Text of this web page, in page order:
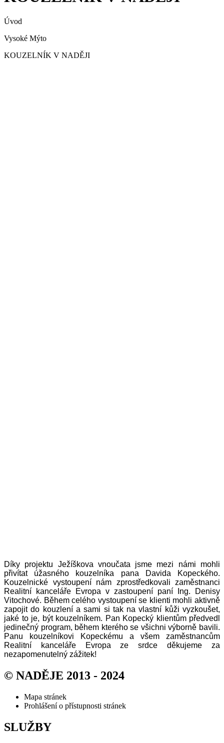
Úvod
Vysoké Mýto
KOUZELNÍK V NADĚJI
Díky projektu Ježíškova vnoučata jsme mezi námi mohli
přivítat úžasného kouzelníka pana Davida Kopeckého.
Kouzelnické vystoupení nám zprostředkovali zaměstnanci
Realitní kanceláře Evropa v zastoupení paní Ing. Denisy
Vitochové. Během celého vystoupení se klienti mohli aktivně
zapojit do kouzlení a sami si tak na vlastní kůži vyzkoušet,
jaké to je, být kouzelníkem. Pan Kopecký klientům předvedl
jedinečný program, během kterého se všichni výborně bavili.
Panu kouzelníkovi Kopeckému a všem zaměstnancům
Realitní kanceláře Evropa ze srdce děkujeme za
nezapomenutelný zážitek!
© NADĚJE 2013 - 2024
Mapa stránek
Prohlášení o přístupnosti stránek
SLUŽBY